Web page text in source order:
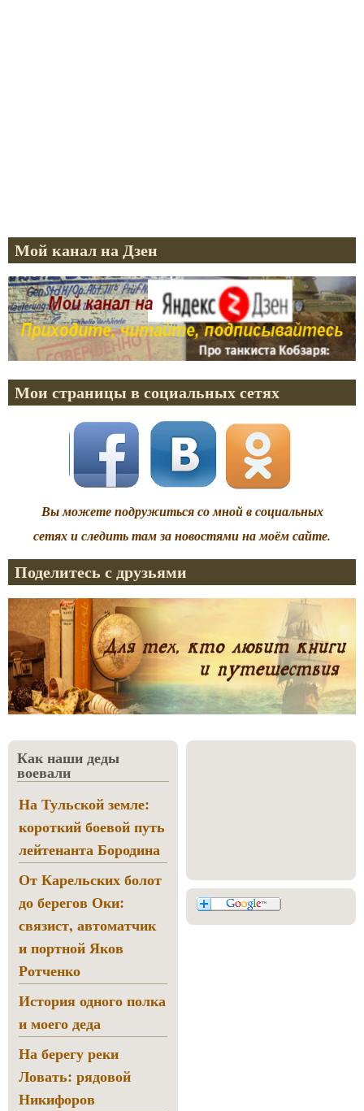
Мой канал на Дзен
Мои страницы в социальных сетях
Вы можете подружиться со мной в социальных
сетях и следить там за новостями на моём сайте.
Поделитесь с друзьями
Как наши деды
воевали
На Тульской земле:
короткий боевой путь
лейтенанта Бородина
От Карельских болот
до берегов Оки:
связист, автоматчик
и портной Яков
Ротченко
История одного полка
и моего деда
На берегу реки
Ловать: рядовой
Никифоров